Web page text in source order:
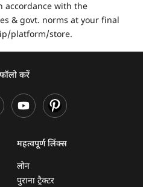
accordance with the
& govt. norms at your final
platform/store.
करें
महत्वपूर्ण लिंक्स
लोन
पुराना ट्रैक्टर